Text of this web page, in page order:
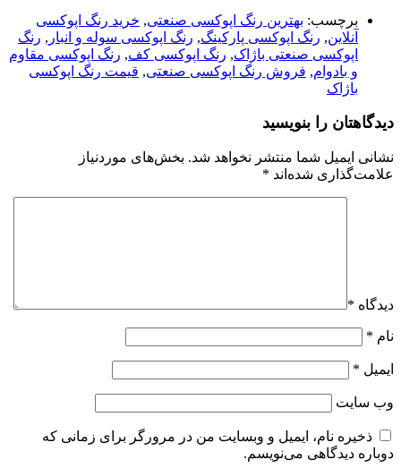
برچسب: بهترین رنگ اپوکسی صنعتی, خرید رنگ اپوکسی
آنلاین, رنگ اپوکسی پارکینگ, رنگ اپوکسی سوله و انبار , رنگ
اپوکسی صنعتی باژاک, رنگ اپوکسی کف, رنگ اپوکسی مقاوم
و بادوام, فروش رنگ اپوکسی صنعتی, قیمت رنگ اپوکسی
باژاک
دیدگاهتان را بنویسید
نشانی ایمیل شما منتشر نخواهد شد. بخش‌های موردنیاز
علامت‌گذاری شده‌اند *
دیدگاه *
نام *
ایمیل *
وب‌ سایت
ذخیره نام، ایمیل و وبسایت من در مرورگر برای زمانی که
دوباره دیدگاهی می‌نویسم.